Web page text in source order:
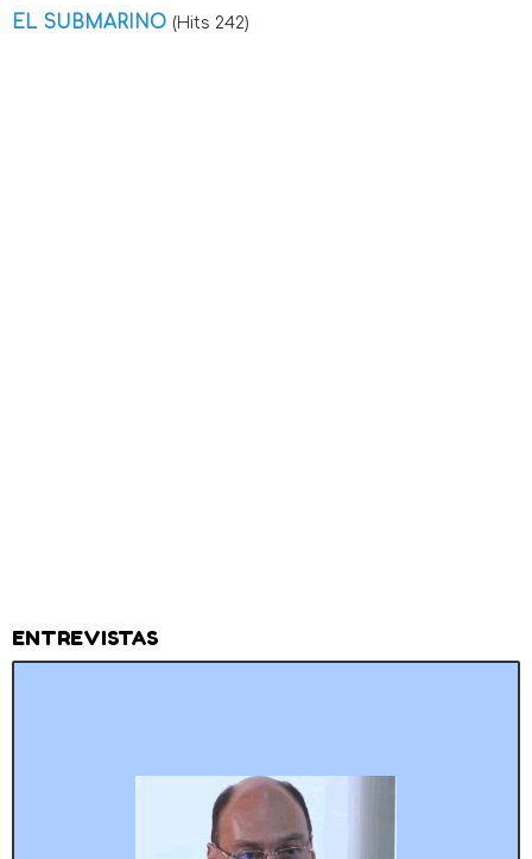
EL SUBMARINO (Hits 242)
ENTREVISTAS